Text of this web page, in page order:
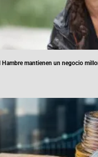
Hambre mantienen un negocio